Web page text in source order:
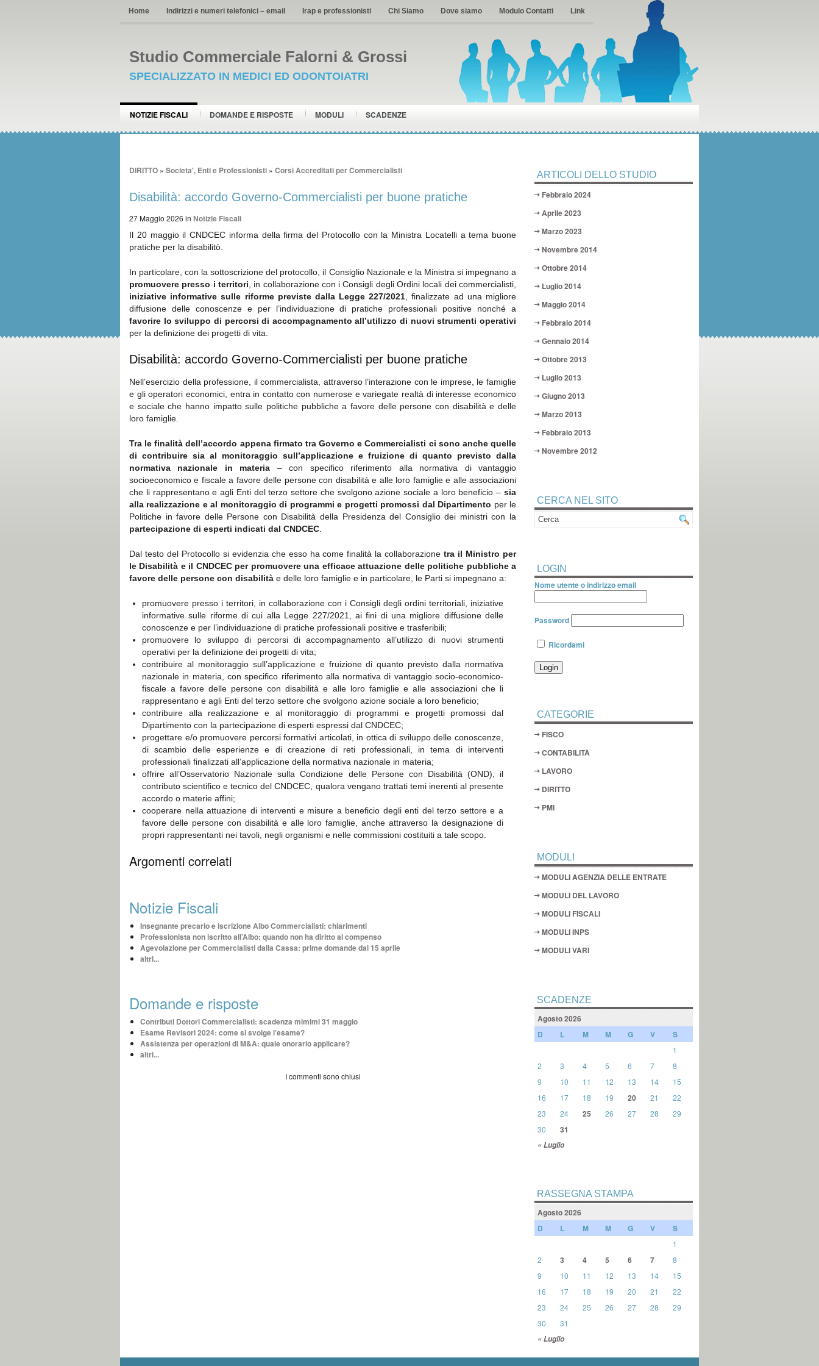
Home Indirizzi e numeri telefonici – email Irap e professionisti Chi Siamo Dove siamo Modulo Contatti Link
Studio Commerciale Falorni & Grossi
SPECIALIZZATO IN MEDICI ED ODONTOIATRI
NOTIZIE FISCALI DOMANDE E RISPOSTE MODULI SCADENZE
DIRITTO » Societa', Enti e Professionisti » Corsi Accreditati per Commercialisti
Disabilità: accordo Governo-Commercialisti per buone pratiche
27 Maggio 2026 in Notizie Fiscali
Il 20 maggio il CNDCEC informa della firma del Protocollo con la Ministra Locatelli a tema buone
pratiche per la disabilitò.
In particolare, con la sottoscrizione del protocollo, il Consiglio Nazionale e la Ministra si impegnano a
promuovere presso i territori , in collaborazione con i Consigli degli Ordini locali dei commercialisti,
iniziative informative sulle riforme previste dalla Legge 227/2021 , finalizzate ad una migliore
diffusione delle conoscenze e per l’individuazione di pratiche professionali positive nonché a
favorire lo sviluppo di percorsi di accompagnamento all’utilizzo di nuovi strumenti operativi
per la definizione dei progetti di vita.
Disabilità: accordo Governo-Commercialisti per buone pratiche
Nell’esercizio della professione, il commercialista, attraverso l’interazione con le imprese, le famiglie
e gli operatori economici, entra in contatto con numerose e variegate realtà di interesse economico
e sociale che hanno impatto sulle politiche pubbliche a favore delle persone con disabilità e delle
loro famiglie.
Tra le finalità dell’accordo appena firmato tra Governo e Commercialisti ci sono anche quelle
di contribuire sia al monitoraggio sull’applicazione e fruizione di quanto previsto dalla
normativa nazionale in materia – con specifico riferimento alla normativa di vantaggio
socioeconomico e fiscale a favore delle persone con disabilità e alle loro famiglie e alle associazioni
che li rappresentano e agli Enti del terzo settore che svolgono azione sociale a loro beneficio – sia
alla realizzazione e al monitoraggio di programmi e progetti promossi dal Dipartimento per le
Politiche in favore delle Persone con Disabilità della Presidenza del Consiglio dei ministri con la
partecipazione di esperti indicati dal CNDCEC
Dal testo del Protocollo si evidenzia che esso ha come finalità la collaborazionetra il Ministro per
le Disabilità e il CNDCEC per promuovere una efficace attuazione delle politiche pubbliche a
favore delle persone con disabilità e delle loro famiglie e in particolare, le Parti si impegnano a:
promuovere presso i territori, in collaborazione con i Consigli degli ordini territoriali, iniziative
informative sulle riforme di cui alla Legge 227/2021, ai fini di una migliore diffusione delle
conoscenze e per l’individuazione di pratiche professionali positive e trasferibili;
promuovere lo sviluppo di percorsi di accompagnamento all’utilizzo di nuovi strumenti
operativi per la definizione dei progetti di vita;
contribuire al monitoraggio sull’applicazione e fruizione di quanto previsto dalla normativa
nazionale in materia, con specifico riferimento alla normativa di vantaggio socio-economico-
fiscale a favore delle persone con disabilità e alle loro famiglie e alle associazioni che li
rappresentano e agli Enti del terzo settore che svolgono azione sociale a loro beneficio;
contribuire alla realizzazione e al monitoraggio di programmi e progetti promossi dal
Dipartimento con la partecipazione di esperti espressi dal CNDCEC;
progettare e/o promuovere percorsi formativi articolati, in ottica di sviluppo delle conoscenze,
di scambio delle esperienze e di creazione di reti professionali, in tema di interventi
professionali finalizzati all’applicazione della normativa nazionale in materia;
offrire all’Osservatorio Nazionale sulla Condizione delle Persone con Disabilità (OND), il
contributo scientifico e tecnico del CNDCEC, qualora vengano trattati temi inerenti al presente
accordo o materie affini;
cooperare nella attuazione di interventi e misure a beneficio degli enti del terzo settore e a
favore delle persone con disabilità e alle loro famiglie, anche attraverso la designazione di
propri rappresentanti nei tavoli, negli organismi e nelle commissioni costituiti a tale scopo.
Argomenti correlati
Notizie Fiscali
Insegnante precario e iscrizione Albo Commercialisti: chiarimenti
Professionista non iscritto all’Albo: quando non ha diritto al compenso
Agevolazione per Commercialisti dalla Cassa: prime domande dal 15 aprile
altri...
Domande e risposte
Contributi Dottori Commercialisti: scadenza mimimi 31 maggio
Esame Revisori 2024: come si svolge l’esame?
Assistenza per operazioni di M&A: quale onorario applicare?
altri...
I commenti sono chiusi
ARTICOLI DELLO STUDIO
Febbraio 2024
Aprile 2023
Marzo 2023
Novembre 2014
Ottobre 2014
Luglio 2014
Maggio 2014
Febbraio 2014
Gennaio 2014
Ottobre 2013
Luglio 2013
Giugno 2013
Marzo 2013
Febbraio 2013
Novembre 2012
CERCA NEL SITO
LOGIN
Nome utente o indirizzo email
Password
Ricordami
CATEGORIE
FISCO
CONTABILITÀ
LAVORO
DIRITTO
PMI
MODULI
MODULI AGENZIA DELLE ENTRATE
MODULI DEL LAVORO
MODULI FISCALI
MODULI INPS
MODULI VARI
SCADENZE
Agosto 2026
D
L M M G V S
« Luglio
1
2
3 4 5 6 7
8
9
10 11 12 13 14
15
16
17 18 19 20 21
22
23
24 25 26 27 28
29
30
31
RASSEGNA STAMPA
Agosto 2026
D
L M M G V S
« Luglio
1
2
3 4 5 6 7
8
9
10 11 12 13 14
15
16
17 18 19 20 21
22
23
24 25 26 27 28
29
30
31